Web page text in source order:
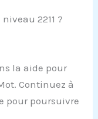
2211 ?
la aide pour
Continuez à
pour poursuivre